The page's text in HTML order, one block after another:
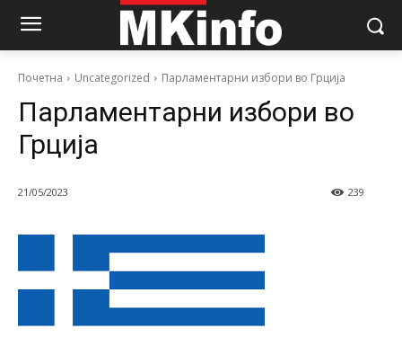
Почетна Uncategorized Парламентарни избори во Грција
Парламентарни избори во
Грција
21/05/2023 239